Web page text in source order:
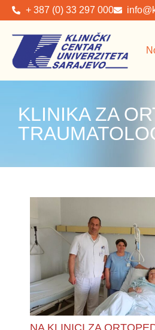
+ 387 (0) 33 297 000
KLINIKA ZA